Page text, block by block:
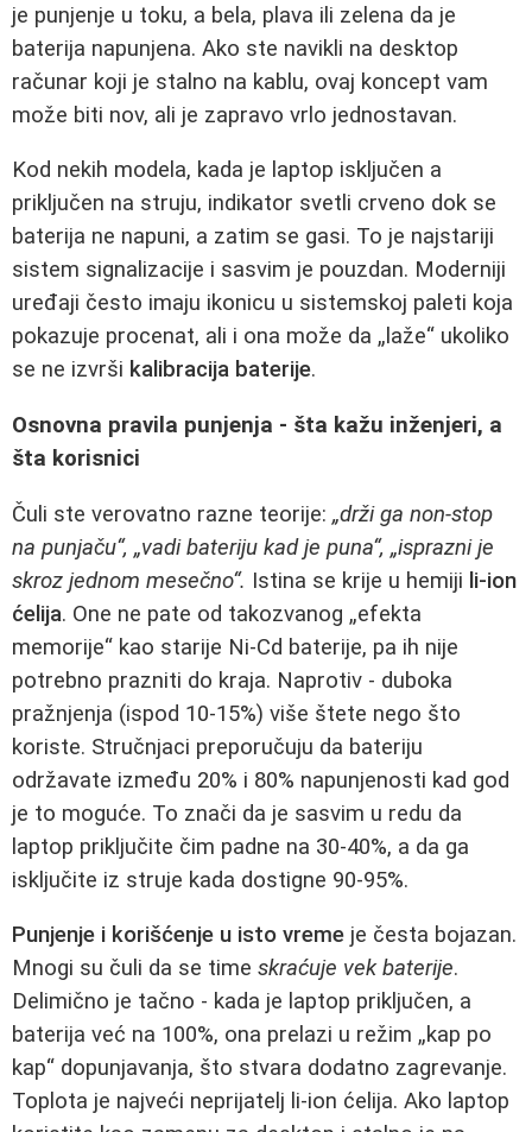
je punjenje u toku, a bela, plava ili zelena da je
baterija napunjena. Ako ste navikli na desktop
računar koji je stalno na kablu, ovaj koncept vam
može biti nov, ali je zapravo vrlo jednostavan.
Kod nekih modela, kada je laptop isključen a
priključen na struju, indikator svetli crveno dok se
baterija ne napuni, a zatim se gasi. To je najstariji
sistem signalizacije i sasvim je pouzdan. Moderniji
uređaji često imaju ikonicu u sistemskoj paleti koja
pokazuje procenat, ali i ona može da „laže“ ukoliko
se ne izvrši kalibracija baterije.
Osnovna pravila punjenja - šta kažu inženjeri, a
šta korisnici
Čuli ste verovatno razne teorije: „drži ga non‑stop
na punjaču“, „vadi bateriju kad je puna“, „isprazni je
skroz jednom mesečno“. Istina se krije u hemiji li‑ion
ćelija. One ne pate od takozvanog „efekta
memorije“ kao starije Ni‑Cd baterije, pa ih nije
potrebno prazniti do kraja. Naprotiv - duboka
pražnjenja (ispod 10‑15%) više štete nego što
koriste. Stručnjaci preporučuju da bateriju
održavate između 20% i 80% napunjenosti kad god
je to moguće. To znači da je sasvim u redu da
laptop priključite čim padne na 30‑40%, a da ga
isključite iz struje kada dostigne 90‑95%.
Punjenje i korišćenje u isto vreme je česta bojazan.
Mnogi su čuli da se time skraćuje vek baterije.
Delimično je tačno - kada je laptop priključen, a
baterija već na 100%, ona prelazi u režim „kap po
kap“ dopunjavanja, što stvara dodatno zagrevanje.
Toplota je najveći neprijatelj li‑ion ćelija. Ako laptop